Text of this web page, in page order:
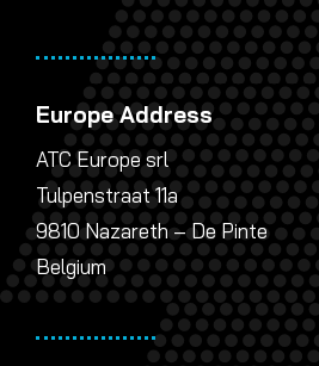
Europe Address
ATC Europe srl
Tulpenstraat 11a
9810 Nazareth – De Pinte
Belgium